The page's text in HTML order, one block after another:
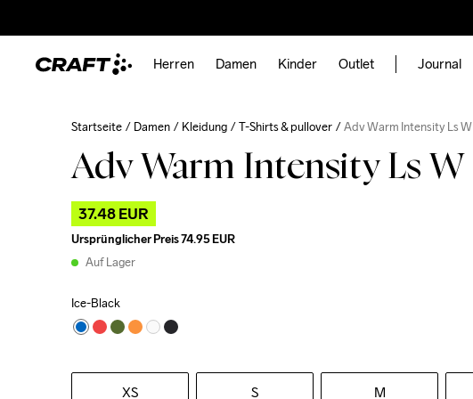
Herren Damen Kinder Outlet Journal
Startseite Damen Kleidung T-Shirts & pullover Adv Warm Intensity Ls W
Adv Warm Intensity Ls W
37.48 EUR
Ursprünglicher Preis74.95 EUR
Auf Lager
Ice-Black
XS S M